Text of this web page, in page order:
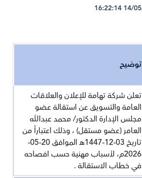
توضيح
تعلن شركة تهامة للإعلان والعلاقات
العامة والتسويق عن استقالة عضو
مجلس الإدارة الدكتور/ محمد عبدالله
العامر (عضو مستقل) ، وذلك اعتباراً من
تاريخ 03-12-1447هـ الموافق 20-05-
2026م، لأسباب مهنية حسب افصاحه
في خطاب الاستقالة .